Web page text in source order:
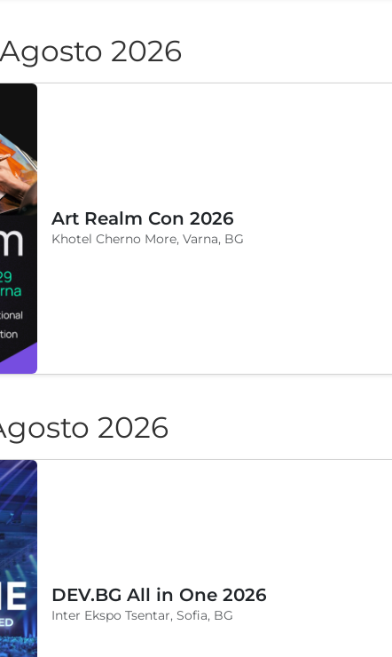
2026
Art Realm Con 2026
Khotel Cherno More, Varna, BG
2026
DEV.BG All in One 2026
Inter Ekspo Tsentar, Sofia, BG